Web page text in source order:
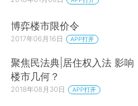
博弈楼市限价令
2017年06月16日 APP打开
聚焦民法典|居住权入法 影响
楼市几何？
2018年08月30日 APP打开